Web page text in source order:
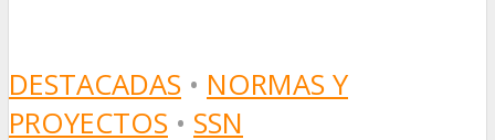
DESTACADAS • NORMAS Y
PROYECTOS • SSN